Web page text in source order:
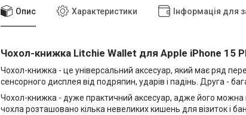
Опис Характеристики Інформація для
Чохол-книжка Litchie Wallet для Apple iPhone 15
Чохол-книжка - це універсальний аксесуар, який має ряд
сенсорного дисплея від подряпин, ударів і падінь. Друга -
Чохол-книжка - дуже практичний аксесуар, адже його можна
чохла розташовано кілька невеликих кишень для візиток і